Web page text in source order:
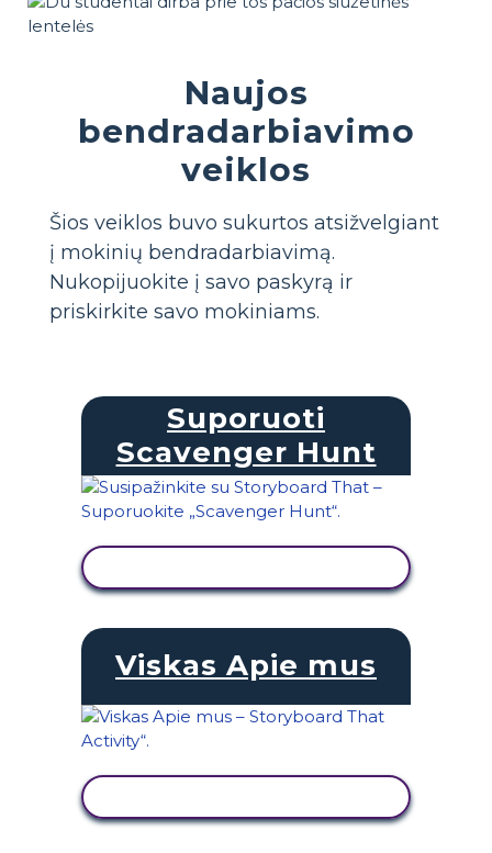
Naujos
bendradarbiavimo
veiklos
Šios veiklos buvo sukurtos atsižvelgiant
į mokinių bendradarbiavimą.
Nukopijuokite į savo paskyrą ir
priskirkite savo mokiniams.
Suporuoti
Scavenger Hunt
Viskas Apie mus